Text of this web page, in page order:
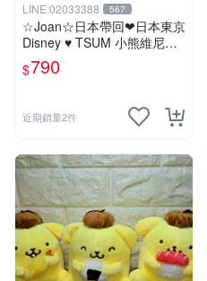
LINE:02033388 567
☆Joan☆日本帶回❤日本東京
Disney ♥ TSUM 小熊維尼系
列 ♥ 髮束/髮飾/髮圈/髮帶/綁
頭髮
$790
近期銷量2件